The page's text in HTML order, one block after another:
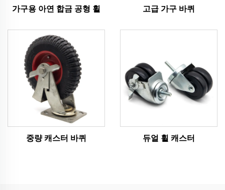
가구용 아연 합금 공형 휠 고급 가구 바퀴
중량 캐스터 바퀴 듀얼 휠 캐스터